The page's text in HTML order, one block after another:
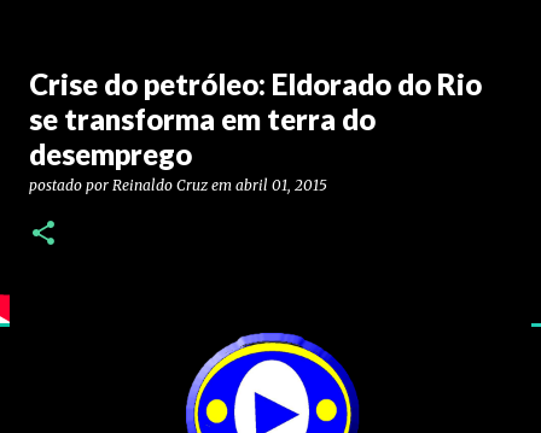
Crise do petróleo: Eldorado do Rio
se transforma em terra do
desemprego
postado por Reinaldo Cruz em abril 01, 2015